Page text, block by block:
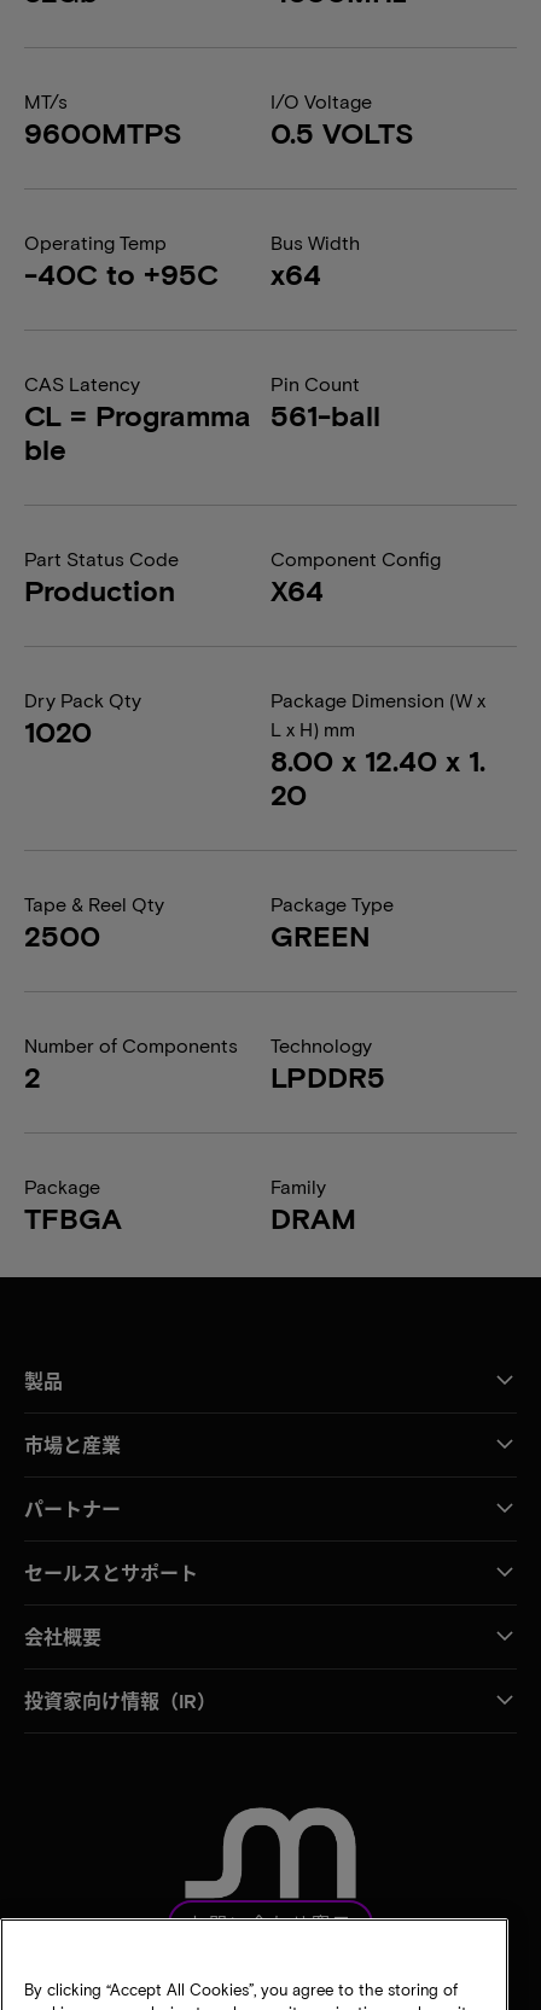
MT/s
9600MTPS
I/O Voltage
0.5 VOLTS
Operating Temp
-40C to +95C
Bus Width
x64
CAS Latency
CL = Programma
ble
Pin Count
561-ball
Part Status Code
Production
Component Config
X64
Dry Pack Qty
1020
Package Dimension (W x
L x H) mm
8.00 x 12.40 x 1.
20
Tape & Reel Qty
2500
Package Type
GREEN
Number of Components
2
Technology
LPDDR5
Package
TFBGA
Family
DRAM
製品
市場と産業
パートナー
セールスとサポート
会社概要
投資家向け情報（IR）
お問い合わせ窓口
By clicking “Accept All Cookies”, you agree to the storing of